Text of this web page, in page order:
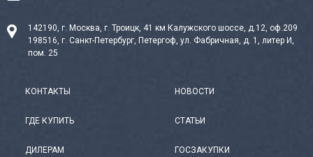
142190, г. Москва, г. Троицк, 41 км Калужского шоссе, д.12, оф.209
198516, г. Санкт-Петербург, Петергоф, ул. Фабричная, д. 1, литер И,
пом. 25
КОНТАКТЫ
ГДЕ КУПИТЬ
ДИЛЕРАМ
НОВОСТИ
СТАТЬИ
ГОСЗАКУПКИ